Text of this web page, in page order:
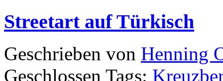
Streetart auf Türkisch
Geschrieben von Henning
Geschlossen Tags: